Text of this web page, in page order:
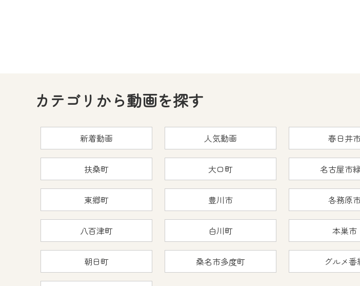
カテゴリから動画を探す
新着動画 人気動画 春日井
扶桑町 大口町 名古屋市
東郷町 豊川市 各務原
八百津町 白川町 本巣市
朝日町 桑名市多度町 グルメ番
※マイページへのログインには、MyIDが必要となります。
※MyIDとは、CCNet Web TVを含むCCNetの各種サービスをご利
（GmailやYahooなどのフリーメールアドレスでも作成可能です）
※マイページへのログイン・MyIDの新規登録は
こちらから
※CCNetアプリをご利用中の方は引き続きご視聴いただけます。
＜メンテナンス情報＞
CCNetWebTVのリニューアルにともないメンテナンス作業を予定
日時 9/24 9:30～16:30
作業の間は、CCNetWebTVの画面が「メンテナンス中」になり、
ご不便をおかけいたしますが、ご了承の程よろしくお願いいた